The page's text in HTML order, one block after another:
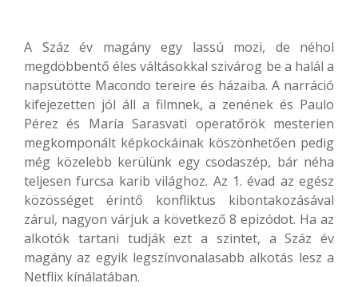
A Száz év magány egy lassú mozi, de néhol
megdöbbentő éles váltásokkal szivárog be a halál a
napsütötte Macondo tereire és házaiba. A narráció
kifejezetten jól áll a filmnek, a zenének és Paulo
Pérez és María Sarasvati operatőrök mesterien
megkomponált képkockáinak köszönhetően pedig
még közelebb kerülünk egy csodaszép, bár néha
teljesen furcsa karib világhoz. Az 1. évad az egész
közösséget érintő konfliktus kibontakozásával
zárul, nagyon várjuk a következő 8 epizódot. Ha az
alkotók tartani tudják ezt a szintet, a Száz év
magány az egyik legszínvonalasabb alkotás lesz a
Netflix kínálatában.